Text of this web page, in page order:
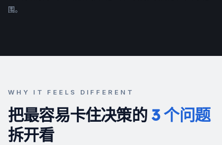
围。
WHY IT FEELS DIFFERENT
把最容易卡住决策的 3 个问题
拆开看